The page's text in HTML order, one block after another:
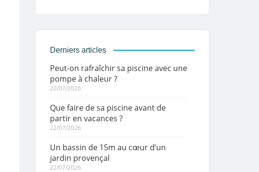
Derniers articles
Peut-on rafraîchir sa piscine avec une
pompe à chaleur ?
22/07/2026
Que faire de sa piscine avant de
partir en vacances ?
22/07/2026
Un bassin de 15m au cœur d’un
jardin provençal
22/07/2026